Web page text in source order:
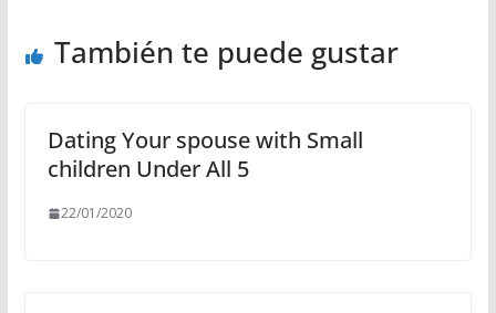
También te puede gustar
Dating Your spouse with Small
children Under All 5
22/01/2020